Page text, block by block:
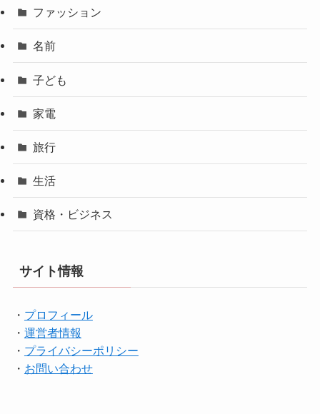
ファッション
名前
子ども
家電
旅行
生活
資格・ビジネス
サイト情報
・ プロフィール
・ 運営者情報
・ プライバシーポリシー
・ お問い合わせ